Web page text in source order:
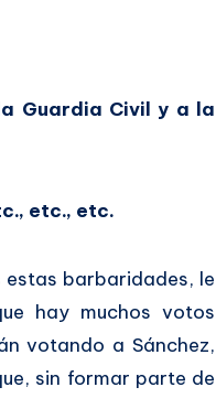
Guardia Civil y a la
etc., etc.
barbaridades, le
hay muchos votos
votando a Sánchez,
sin formar parte de